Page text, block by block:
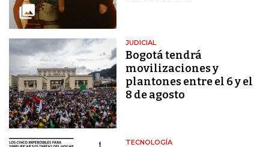
JUDICIAL
Bogotá tendrá
movilizaciones y
plantones entre el 6 y el
8 de agosto
TECNOLOGÍA